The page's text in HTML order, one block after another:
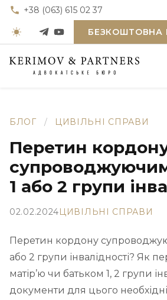
+38 (063) 615 02 37
БЕЗКОШТОВНА
БЛОГ / ЦИВІЛЬНІ СПРАВИ
Перетин
1 або 2 групи
02.02.2024ЦИВІЛЬНІ СПРАВИ
Перетин кордону
або 2 групи інвалідності? Як
матір’ю чи батьком 1, 2 групи
документи для цього